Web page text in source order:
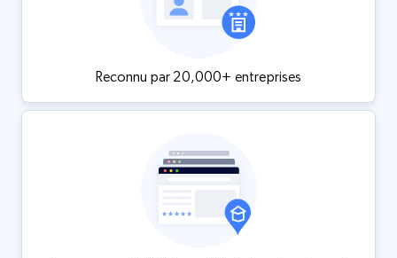
Reconnu par 20,000+ entreprises